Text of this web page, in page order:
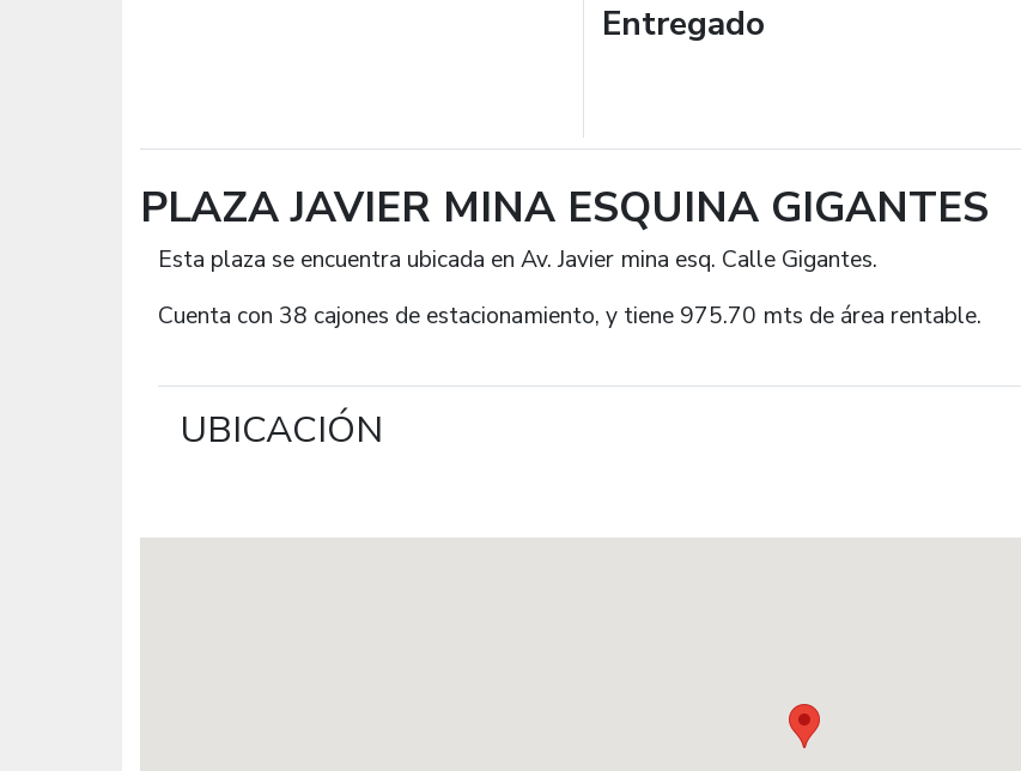
Entregado
PLAZA JAVIER MINA ESQUINA GIGANTES
Esta plaza se encuentra ubicada en Av. Javier mina esq. Calle Gigantes.
Cuenta con 38 cajones de estacionamiento, y tiene 975.70 mts de área rentable.
UBICACIÓN